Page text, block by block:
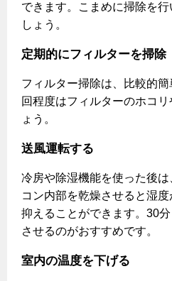
できます。こまめに掃除を
しょう。
定期的にフィルターを掃除
フィルター掃除は、比較的
回程度はフィルターのホコ
ょう。
送風運転する
冷房や除湿機能を使った後
コン内部を乾燥させると湿
抑えることができます。30
させるのがおすすめです。
室内の温度を下げる